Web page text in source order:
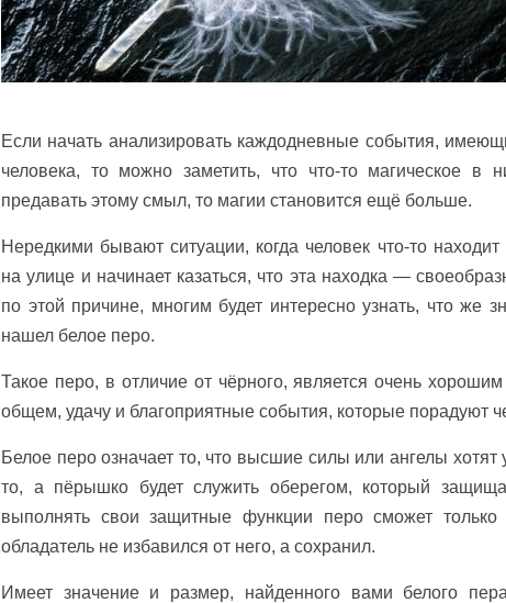
Если начать анализировать каждодневные события,
человека, то можно заметить, что что-то магическое в
предавать этому смыл, то магии становится ещё больше.
Нередкими бывают ситуации, когда человек что-то
на улице и начинает казаться, что эта находка —
по этой причине, многим будет интересно узнать, что же
нашел белое перо.
Такое перо, в отличие от чёрного, является очень
общем, удачу и благоприятные события, которые порадуют
Белое перо означает то, что высшие силы или ангелы хотят
то, а пёрышко будет служить оберегом, который
выполнять свои защитные функции перо сможет
обладатель не избавился от него, а сохранил.
Имеет значение и размер, найденного вами белого